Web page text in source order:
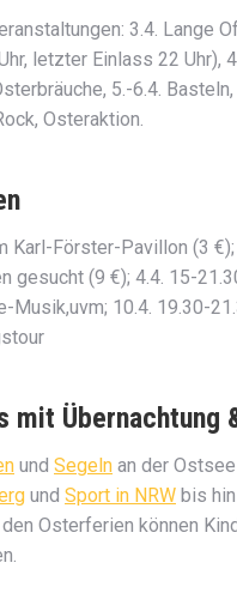
3.4. Lange
letzter Einlass 22 Uhr),
5.-6.4.
Osteraktion.
Karl-Förster-Pavillon (3
gesucht (9 €); 4.4. 15-
Musik,uvm; 10.4. 19.30-
mit Übernachtung
und Segeln an der
und Sport in NRW bis
Osterferien können